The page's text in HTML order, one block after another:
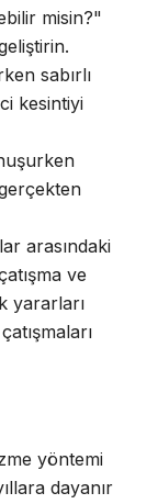
misin?"
sabırlı
kesintiyi
arasındaki
ve
yararları
yöntemi
dayanır